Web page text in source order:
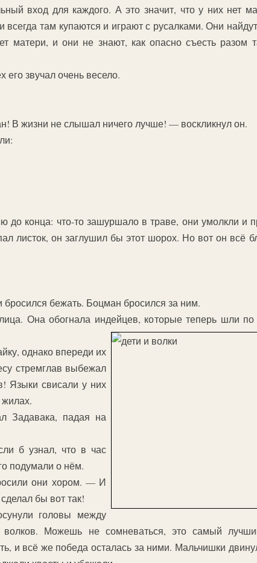
вход для каждого. А это значит, что у них нет
там купаются и играют с русалками. Они
матери, и они не знают, как опасно съесть
его звучал очень весело.
В жизни не слышал ничего лучше! — воскликнул он.
до конца: что-то зашуршало в траве, они умолкли и
листок, он заглушил бы этот шорох. Но вот он всё
бежать. Боцман бросился за ним.
Она обогнала индейцев, которые теперь шли
однако впереди их
стремглав выбежал
Языки свисали у них
жилах.
Задавака, падая на
б узнал, что в час
подумали о нём.
они хором. — И
бы вот так!
головы между
Можешь не сомневаться, это самый
и всё же победа осталась за ними. Мальчишки